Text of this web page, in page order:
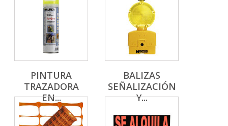
PINTURA
TRAZADORA
EN...
BALIZAS
SEÑALIZACIÓN
Y...